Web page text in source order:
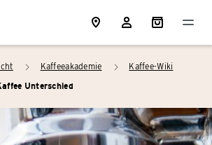
arrow_right Kaffeeakademie arrow_right Kaffee-Wiki
Unterschied